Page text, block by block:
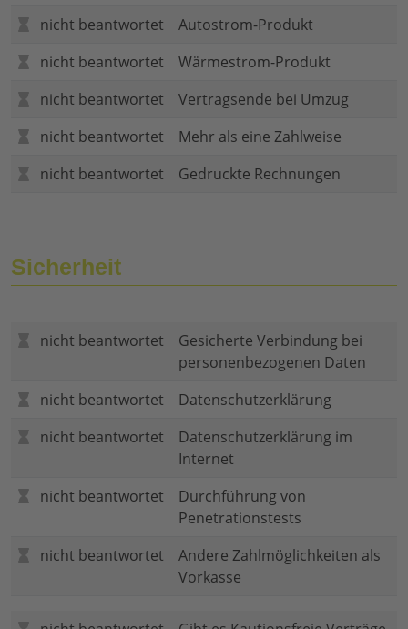
nicht beantwortet
Autostrom-Produkt
nicht beantwortet
Wärmestrom-Produkt
nicht beantwortet
Vertragsende bei Umzug
nicht beantwortet
Mehr als eine Zahlweise
nicht beantwortet
Gedruckte Rechnungen
Sicherheit
nicht beantwortet
Gesicherte Verbindung bei
personenbezogenen Daten
nicht beantwortet
Datenschutzerklärung
nicht beantwortet
Datenschutzerklärung im
Internet
nicht beantwortet
Durchführung von
Penetrationstests
nicht beantwortet
Andere Zahlmöglichkeiten als
Vorkasse